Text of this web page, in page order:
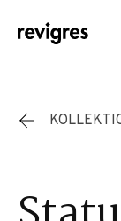
Zum Hauptinhalt